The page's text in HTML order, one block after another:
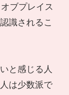
ブプレイス
識されるこ
と感じる人
は少数派で